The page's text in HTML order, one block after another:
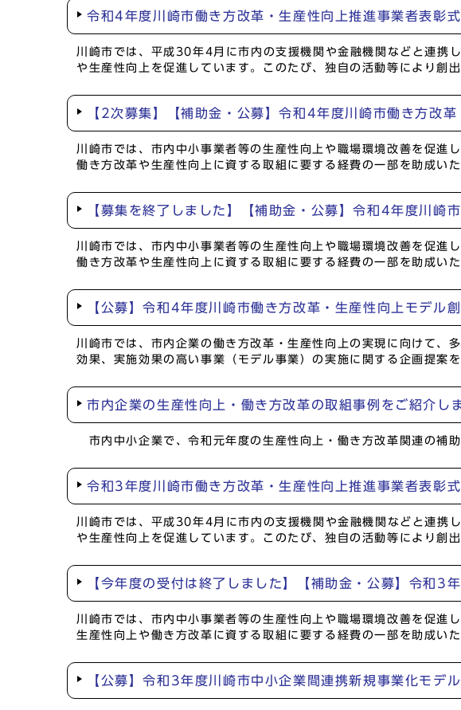
令和4年度川崎市働き方改革・生産性向上推進事業者表彰
川崎市では、平成30年4月に市内の支援機関や金融機関などと連携
や生産性向上を促進しています。このたび、独自の活動等により創
【2次募集】【補助金・公募】令和4年度川崎市働き方改
川崎市では、市内中小事業者等の生産性向上や職場環境改善を促進
働き方改革や生産性向上に資する取組に要する経費の一部を助成いた
【募集を終了しました】【補助金・公募】令和4年度川崎
川崎市では、市内中小事業者等の生産性向上や職場環境改善を促進
働き方改革や生産性向上に資する取組に要する経費の一部を助成いた
【公募】令和4年度川崎市働き方改革・生産性向上モデル
川崎市では、市内企業の働き方改革・生産性向上の実現に向けて、
効果、実施効果の高い事業（モデル事業）の実施に関する企画提案を
市内企業の生産性向上・働き方改革の取組事例をご紹介し
市内中小企業で、令和元年度の生産性向上・働き方改革関連の補
令和3年度川崎市働き方改革・生産性向上推進事業者表彰
川崎市では、平成30年4月に市内の支援機関や金融機関などと連携
や生産性向上を促進しています。このたび、独自の活動等により創
【今年度の受付は終了しました】【補助金・公募】令和3
川崎市では、市内中小事業者等の生産性向上や職場環境改善を促進
生産性向上や働き方改革に資する取組に要する経費の一部を助成いた
【公募】令和3年度川崎市中小企業間連携新規事業化モデ